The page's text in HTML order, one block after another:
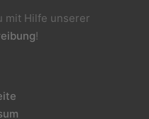
mit Hilfe unserer
!